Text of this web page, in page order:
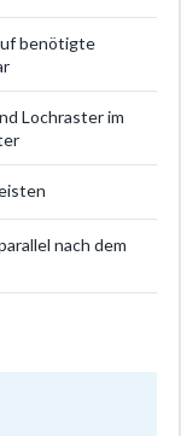
benötigte
Lochraster im
nach dem